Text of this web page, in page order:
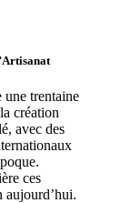
une trentaine
création
avec des
ces
aujourd’hui.